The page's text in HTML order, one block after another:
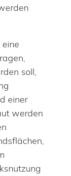
soll,
einer
werden